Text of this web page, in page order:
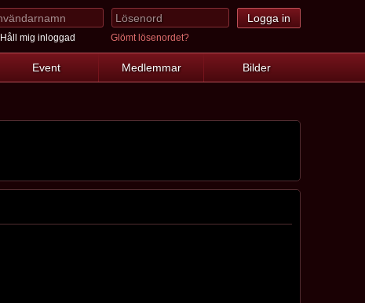
Håll mig inloggad Glömt lösenordet?
Event Medlemmar Bilder